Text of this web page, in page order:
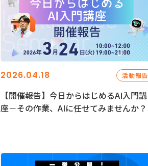
2026.04.18 活動報告
【開催報告】今日からはじめるAI入門講
座－その作業、AIに任せてみませんか？